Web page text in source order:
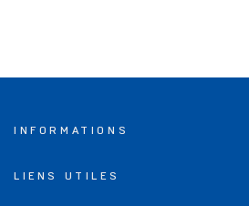
INFORMATIONS
LIENS UTILES